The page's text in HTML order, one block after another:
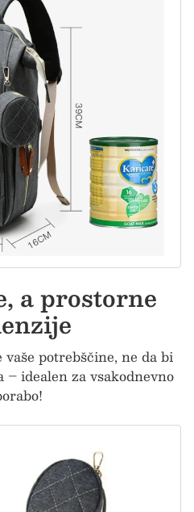
a prostorne
potrebščine, ne da bi
idealen za vsakodnevno